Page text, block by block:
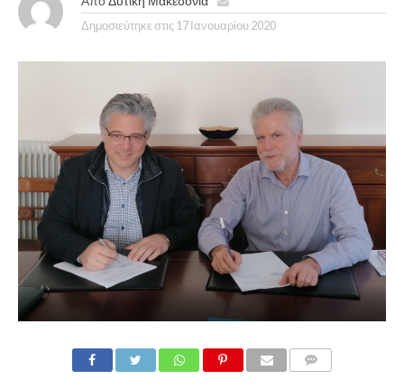
Δημοσιεύτηκε στις 17 Ιανουαρίου 2020